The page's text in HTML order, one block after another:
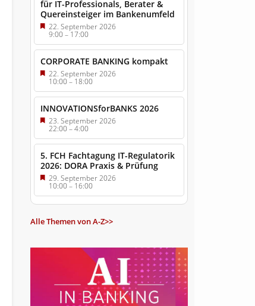
für IT-Professionals, Berater &
Quereinsteiger im Bankenumfeld
22. September 2026
9:00–17:00
CORPORATE BANKING kompakt
22. September 2026
10:00– 18:00
INNOVATIONSforBANKS 2026
23. September 2026
22:00–4:00
5. FCH Fachtagung IT-Regulatorik
2026: DORA Praxis & Prüfung
29. September 2026
10:00– 16:00
Alle Themen von A-Z>>